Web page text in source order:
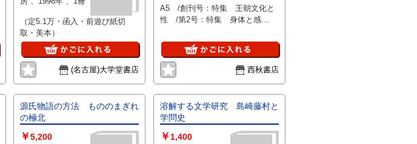
らびに研
究・索引
（定5.1万・函入・前遊び紙切
取・美本）
(名古屋)大学堂書店
A5 /創刊号：特集 王朝文化と
性 /第2号：特集 身体と感
力 /第4号：特集 遊びと空
間 /第5号： 特集 源氏文化の
視界
西秋書店
源氏物語の方法 もののまぎれ
の極北
￥5,200
溶解する文学研究 島崎藤村と
学問史
￥ 1,400